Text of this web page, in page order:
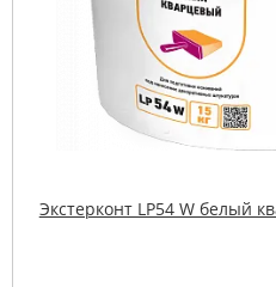
Экстерконт LP54 W белый